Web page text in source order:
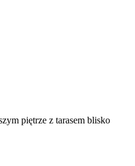
piętrze z tarasem blisko